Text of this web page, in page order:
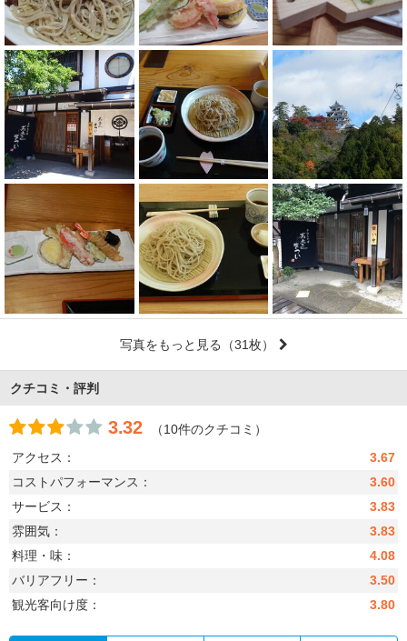
写真をもっと見る （31枚）
クチコミ・評判
3.32
（10件のクチコミ）
アクセス：
3.67
コストパフォーマンス：
3.60
サービス：
3.83
雰囲気：
3.83
料理・味：
4.08
バリアフリー：
3.50
観光客向け度：
3.80